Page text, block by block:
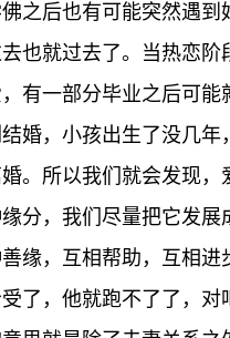
之后也有可能突然遇
也就过去了。当热恋
有一部分毕业之后可
婚，小孩出生了没几年
。所以我们就会发现
分，我们尽量把它发
缘，互相帮助，互相
了，他就跑不了了，对